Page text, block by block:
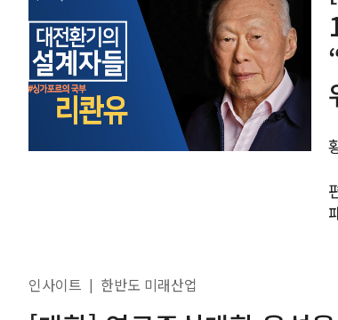
편집
인사이트 | 한반도 미래산업